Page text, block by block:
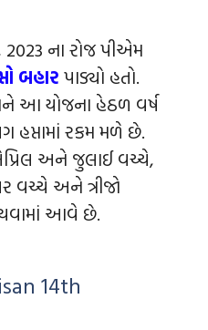
2023 ના રોજ પીએમ
બહાર પાડ્યો હતો.
આ યોજના હેઠળ વર્ષ
રકમ મળે છે.
અને જુલાઈ વચ્ચે,
અને ત્રીજો
આવે છે.
14th